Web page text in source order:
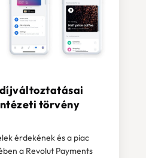
díjváltoztatásai
törvény
érdekének és a piac
a Revolut Payments